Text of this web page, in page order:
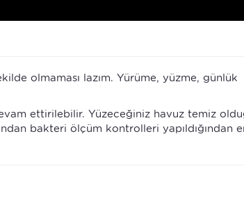
olmaması lazım. Yürüme, yüzme, günlük
ettirilebilir. Yüzeceğiniz havuz temiz
bakteri ölçüm kontrolleri yapıldığından